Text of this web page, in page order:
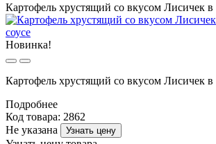
Картофель хрустящий со вкусом Лисичек в
Новинка!
Картофель хрустящий со вкусом Лисичек в
Подробнее
Код товара: 2862
Не указана
Узнать цену